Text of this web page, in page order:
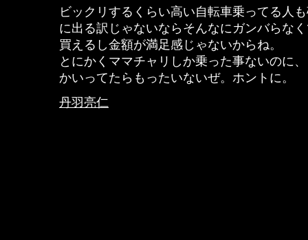
ビックリするくらい高い自転車乗ってる人
に出る訳じゃないならそんなにガンバらな
買えるし金額が満足感じゃないからね。
とにかくママチャリしか乗った事ないのに
かいってたらもったいないぜ。ホントに。
丹羽亮仁